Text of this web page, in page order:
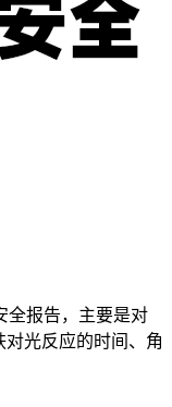
全报告，主要是对
光反应的时间、角